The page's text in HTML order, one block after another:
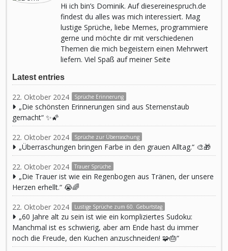
Hi ich bin’s Dominik. Auf diesereinespruch.de
findest du alles was mich interessiert. Mag
lustige Sprüche, liebe Memes, programmiere
gerne und möchte dir mit verschiedenen
Themen die mich begeistern einen Mehrwert
liefern. Viel Spaß auf meiner Seite
Latest entries
22. Oktober 2024 Sprüche Erinnerung
„Die schönsten Erinnerungen sind aus Sternenstaub
gemacht“ ✨🌠
22. Oktober 2024 Sprüche zur Überraschung
„Überraschungen bringen Farbe in den grauen Alltag.“ 🎨🎁
22. Oktober 2024 Trauer Sprüche
„Die Trauer ist wie ein Regenbogen aus Tränen, der unsere
Herzen erhellt.“ 😭🌈
22. Oktober 2024 Lustige Sprüche zum 60. Geburtstag
„60 Jahre alt zu sein ist wie ein kompliziertes Sudoku:
Manchmal ist es schwierig, aber am Ende hast du immer
noch die Freude, den Kuchen anzuschneiden! 🧩🎂“